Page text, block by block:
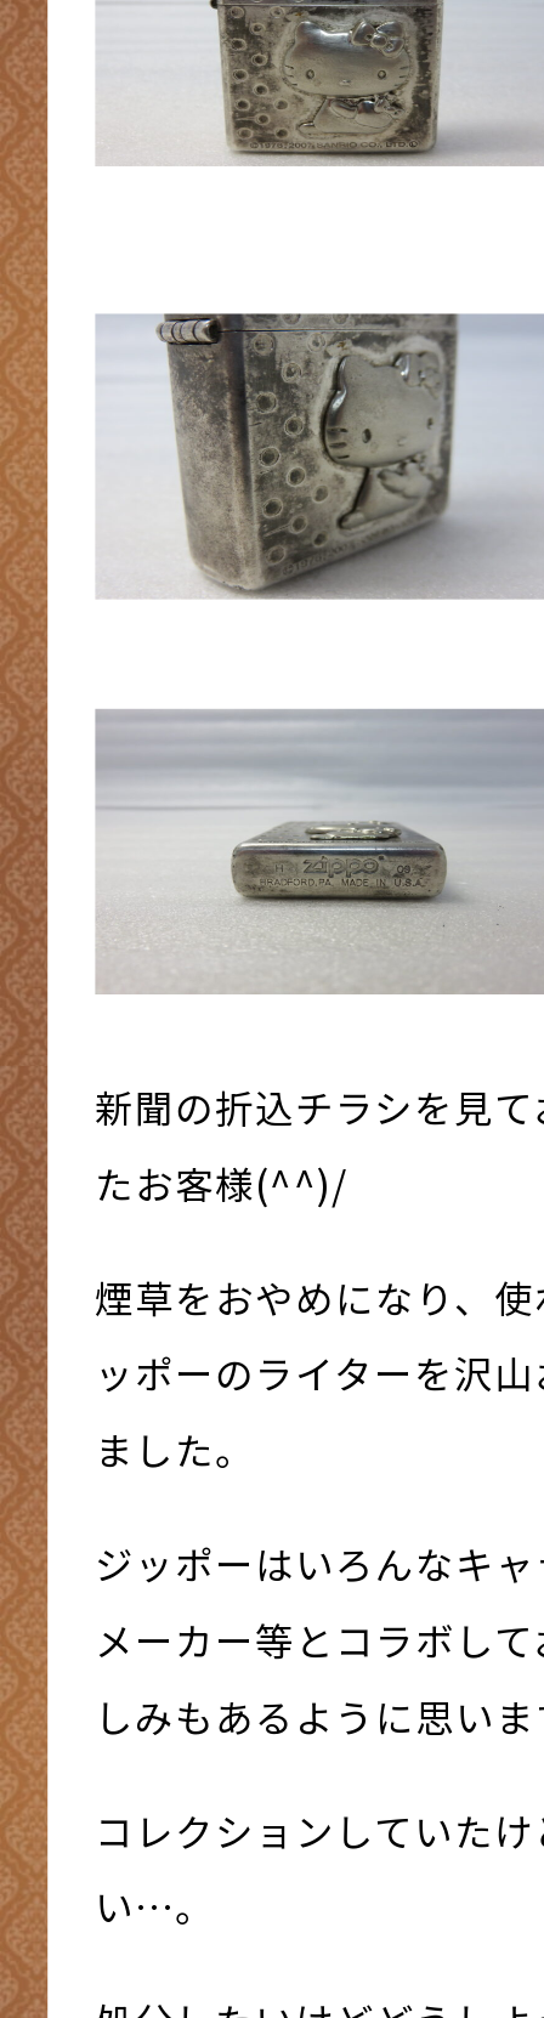
新聞の折込チラシを見
たお客様(^^)/
煙草をおやめになり、
ッポーのライターを沢
ました。
ジッポーはいろんなキ
メーカー等とコラボし
しみもあるように思い
コレクションしていた
い…。